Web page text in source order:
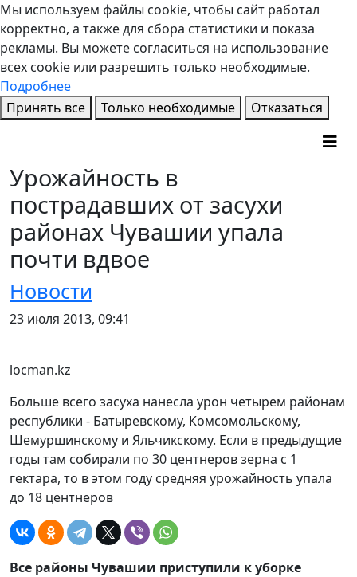
Мы используем файлы cookie, чтобы сайт работал
корректно, а также для сбора статистики и показа
рекламы. Вы можете согласиться на использование
всех cookie или разрешить только необходимые.
Подробнее
Принять все
Только необходимые Отказаться
Урожайность в
пострадавших от засухи
районах Чувашии упала
почти вдвое
Новости
23 июля 2013, 09:41
locman.kz
Больше всего засуха нанесла урон четырем районам
республики - Батыревскому, Комсомольскому,
Шемуршинскому и Яльчикскому. Если в предыдущие
годы там собирали по 30 центнеров зерна с 1
гектара, то в этом году средняя урожайность упала
до 18 центнеров
Все районы Чувашии приступили к уборке